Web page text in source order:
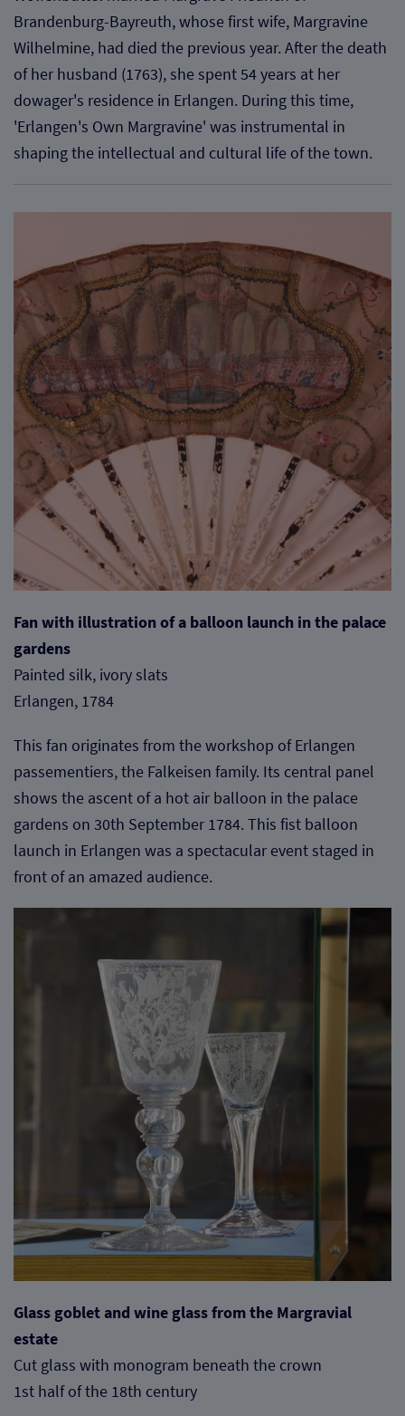
Brandenburg-Bayreuth, whose first wife, Margravine
Wilhelmine, had died the previous year. After the death
of her husband (1763), she spent 54 years at her
dowager's residence in Erlangen. During this time,
'Erlangen's Own Margravine' was instrumental in
shaping the intellectual and cultural life of the town.
Fan with illustration of a balloon launch in the palace
gardens
Painted silk, ivory slats
Erlangen, 1784
This fan originates from the workshop of Erlangen
passementiers, the Falkeisen family. Its central panel
shows the ascent of a hot air balloon in the palace
gardens on 30th September 1784. This fist balloon
launch in Erlangen was a spectacular event staged in
front of an amazed audience.
Glass goblet and wine glass from the Margravial
estate
Cut glass with monogram beneath the crown
1st half of the 18th century